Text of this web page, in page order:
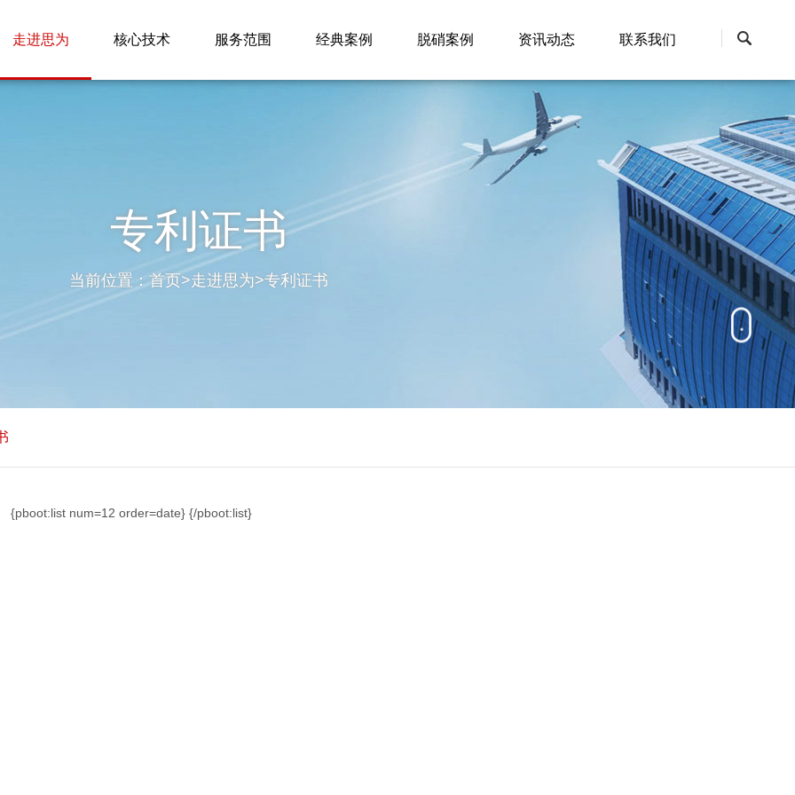
走进思为 核心技术 服务范围 经典案例 脱硝案例 资讯动态 联系我们
专利证书
当前位置： 首页>走进思为>专利证书
{pboot:list num=12 order=date} {/pboot:list}